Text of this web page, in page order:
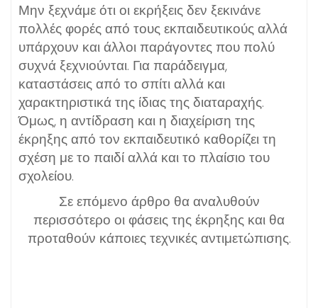
Μην ξεχνάμε ότι οι εκρήξεις δεν ξεκινάνε
πολλές φορές από τους εκπαιδευτικούς αλλά
υπάρχουν και άλλοι παράγοντες που πολύ
συχνά ξεχνιούνται. Για παράδειγμα,
καταστάσεις από το σπίτι αλλά και
χαρακτηριστικά της ίδιας της διαταραχής.
Όμως, η αντίδραση και η διαχείριση της
έκρηξης από τον εκπαιδευτικό καθορίζει τη
σχέση με το παιδί αλλά και το πλαίσιο του
σχολείου.
Σε επόμενο άρθρο θα αναλυθούν
περισσότερο οι φάσεις της έκρηξης και θα
προταθούν κάποιες τεχνικές αντιμετώπισης.